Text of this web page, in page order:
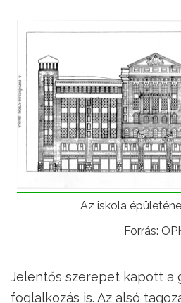
Az iskola
Forrás:
Jelentős szerepet kapott a
foglalkozás is. Az alsó